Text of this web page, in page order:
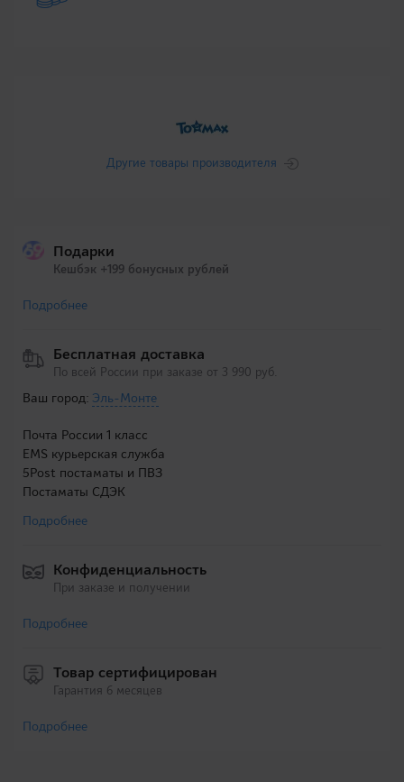
Другие товары производителя
Подарки
Кешбэк +199 бонусных рублей
Подробнее
Бесплатная доставка
По всей России при заказе от 3 990 руб.
Ваш город: Эль-Монте
Почта России 1 класс
EMS курьерская служба
5Post постаматы и ПВЗ
Постаматы СДЭК
Подробнее
Конфиденциальность
При заказе и получении
Подробнее
Товар сертифицирован
Гарантия 6 месяцев
Подробнее